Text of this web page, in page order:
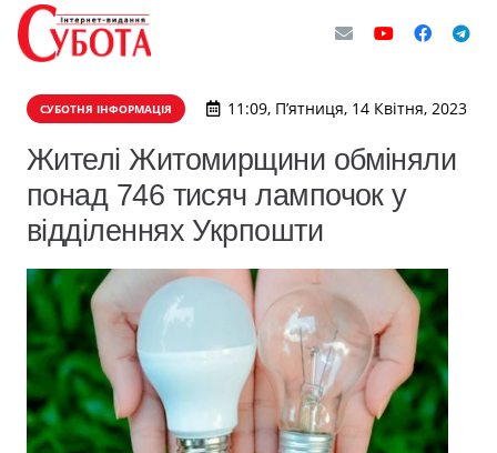
СУБОТНЯ ІНФОРМАЦІЯ 11:09, П’ятниця, 14 Квітня, 2023
Жителі Житомирщини обміняли
понад 746 тисяч лампочок у
відділеннях Укрпошти